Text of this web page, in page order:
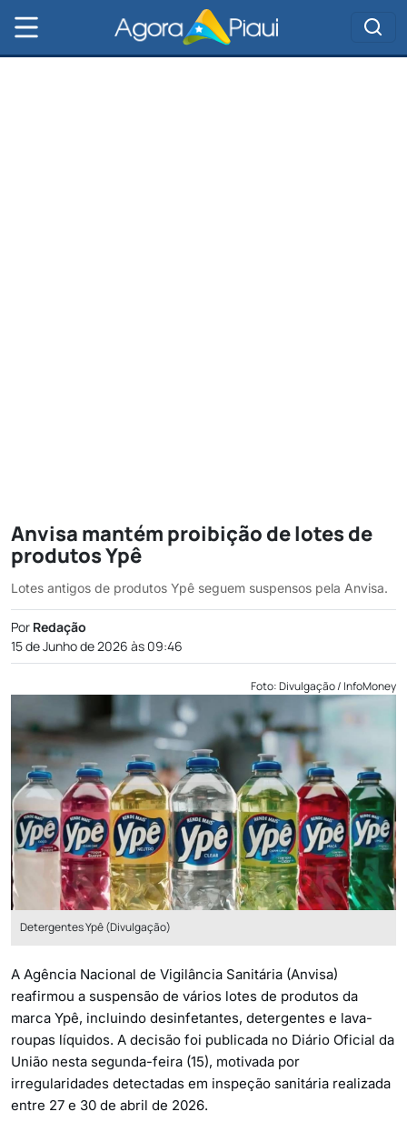
Anvisa mantém proibição de lotes de
produtos Ypê
Lotes antigos de produtos Ypê seguem suspensos pela Anvisa.
Por Redação
15 de Junho de 2026 às 09:46
Foto: Divulgação / InfoMoney
Detergentes Ypê (Divulgação)
A Agência Nacional de Vigilância Sanitária (Anvisa)
reafirmou a suspensão de vários lotes de produtos da
marca Ypê, incluindo desinfetantes, detergentes e lava-
roupas líquidos. A decisão foi publicada no Diário Oficial da
União nesta segunda-feira (15), motivada por
irregularidades detectadas em inspeção sanitária realizada
entre 27 e 30 de abril de 2026.